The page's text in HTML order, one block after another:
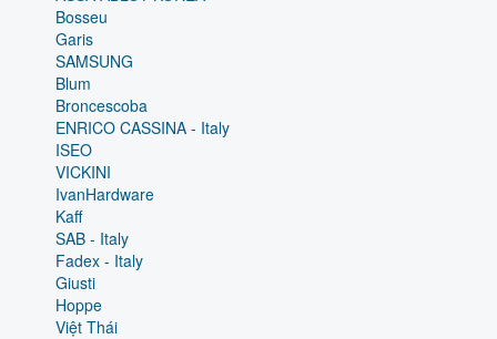
Bosseu
Garis
SAMSUNG
Blum
Broncescoba
ENRICO CASSINA - Italy
ISEO
VICKINI
IvanHardware
Kaff
SAB - Italy
Fadex - Italy
Giusti
Hoppe
Việt Thái